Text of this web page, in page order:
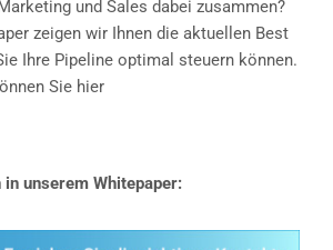
und Sales dabei zusammen?
zeigen wir Ihnen die aktuellen Best
Ihre Pipeline optimal steuern können.
Sie hier
in unserem Whitepaper: